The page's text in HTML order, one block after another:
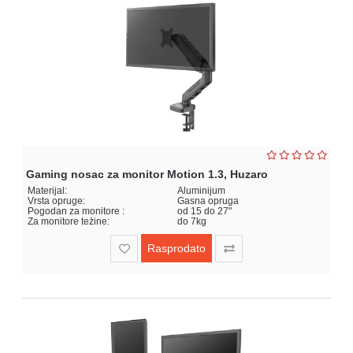
Gaming nosac za monitor Motion 1.3, Huzaro
Materijal:
Aluminijum
Vrsta opruge:
Gasna opruga
Pogodan za monitore :
od 15 do 27"
Za monitore težine:
do 7kg
Rasprodato